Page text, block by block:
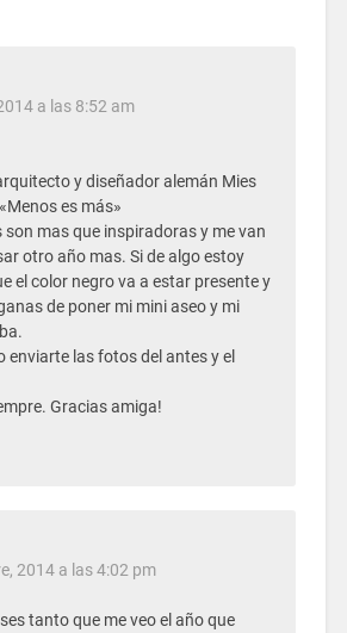
a las 8:52 am
y diseñador alemán Mies
es más»
mas que inspiradoras y me van
otro año mas. Si de algo estoy
el color negro va a estar presente y
de poner mi mini aseo y mi
enviarte las fotos del antes y el
Gracias amiga!
2014 a las 4:02 pm
tanto que me veo el año que